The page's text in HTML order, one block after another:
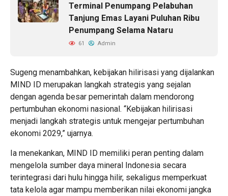
Terminal Penumpang Pelabuhan
Tanjung Emas Layani Puluhan Ribu
Penumpang Selama Nataru
61 Admin
Sugeng menambahkan, kebijakan hilirisasi yang dijalankan
MIND ID merupakan langkah strategis yang sejalan
dengan agenda besar pemerintah dalam mendorong
pertumbuhan ekonomi nasional. “Kebijakan hilirisasi
menjadi langkah strategis untuk mengejar pertumbuhan
ekonomi 2029,” ujarnya.
Ia menekankan, MIND ID memiliki peran penting dalam
mengelola sumber daya mineral Indonesia secara
terintegrasi dari hulu hingga hilir, sekaligus memperkuat
tata kelola agar mampu memberikan nilai ekonomi jangka